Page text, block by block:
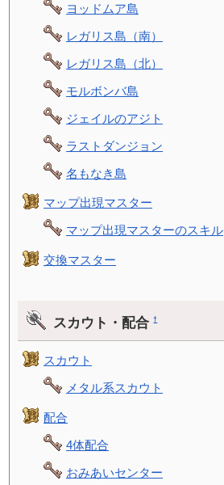
ヨッドムア島
レガリス島（南）
レガリス島（北）
モルボンバ島
ジェイルのアジト
ラストダンジョン
名もなき島
マップ出現マスター
マップ出現マスターのスキル
交換マスター
スカウト・配合†
スカウト
メタル系スカウト
配合
4体配合
おみあいセンター